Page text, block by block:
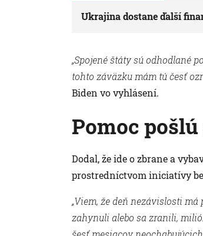
Ukrajina dostane ďalší
„Spojené štáty sú odhodlané
tohto záväzku mám tú česť
Biden vo vyhlásení.
Pomoc
Dodal, že ide o zbrane a
prostredníctvom iniciatívy
„Viem, že deň nezávislosti
zahynuli alebo sa zranili,